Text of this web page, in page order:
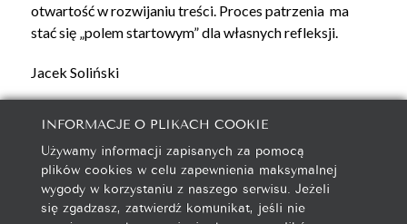
otwartość w rozwijaniu treści. Proces patrzenia ma
stać się „polem startowym” dla własnych refleksji.
Jacek Soliński
galeria@autorska.pl
608 596 314
85-078 Bydgoszcz, ul. Chocimska 5
INFORMACJE O PLIKACH COOKIE
Używamy informacji zapisanych za pomocą
plików cookies w celu zapewnienia maksymalnej
wygody w korzystaniu z naszego serwisu. Jeżeli
się zgadzasz, zatwierdź komunikat, jeśli nie